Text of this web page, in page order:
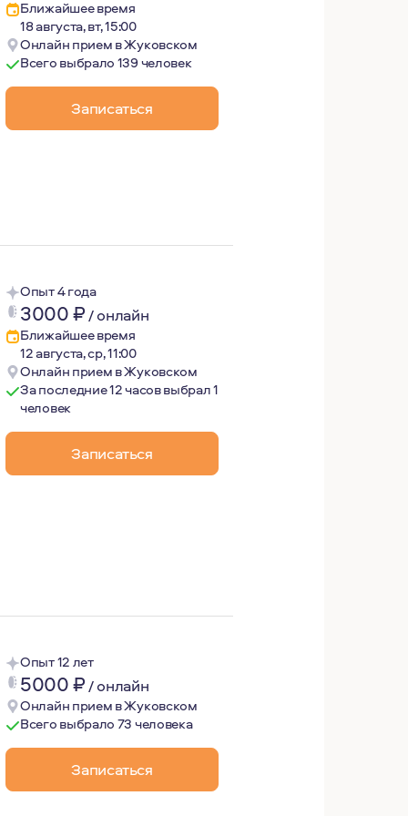
Ближайшее время
18 августа, вт, 15:00
Онлайн прием в Жуковском
Всего выбрало 139 человек
Записаться
по душе. Для меня важно постоянно
тепло, я деликатный и бережный терапевт.
В этом подходе много уважения к уникальному
Опыт 4 года
3000₽/онлайн
Ближайшее время
12 августа, ср, 11:00
Онлайн прием в Жуковском
За последние 12 часов выбрал 1
человек
Записаться
безопасность и бережное отношение к
Опыт 12 лет
5000₽/онлайн
Онлайн прием в Жуковском
Всего выбрало 73 человека
Записаться